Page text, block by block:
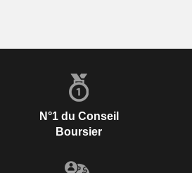
N°1 du Conseil
Boursier